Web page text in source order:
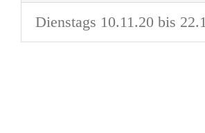
Dienstags 10.11.20 bis